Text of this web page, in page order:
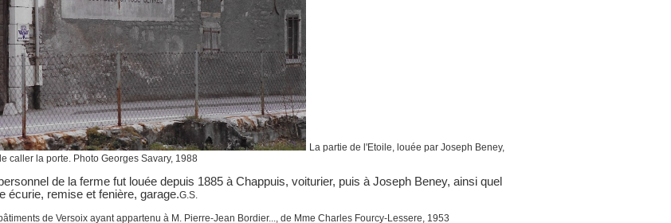
La partie de l'Etoile, louée par Joseph Beney,
caller la porte. Photo Georges Savary, 1988
de la ferme fut louée depuis 1885 à Chappuis, voiturier, puis à Joseph Beney, ainsi quel
écurie, remise et fenière, garage.G.S.
de Versoix ayant appartenu à M. Pierre-Jean Bordier..., de Mme Charles Fourcy-Lessere, 1953